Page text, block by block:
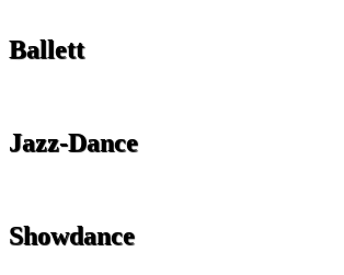
Ballett
Jazz-Dance
Showdance